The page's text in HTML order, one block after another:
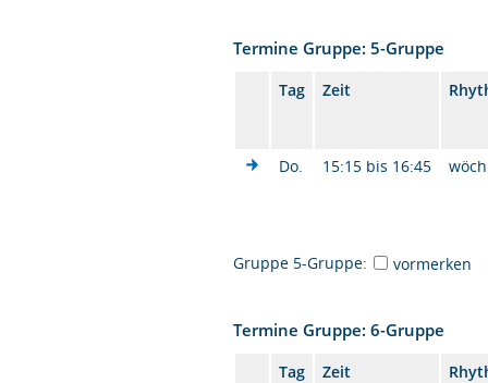
Termine Gruppe: 5-Gruppe
Tag Zeit
Do. 15:15 bis 16:45
Gruppe 5-Gruppe: vormerken
Termine Gruppe: 6-Gruppe
Tag Zeit